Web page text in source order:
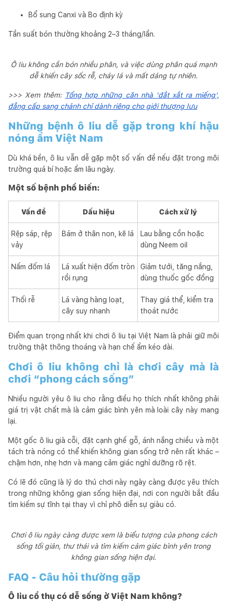
Bổ sung Canxi và Bo định kỳ
Tần suất bón thường khoảng 2–3 tháng/lần.
Ô liu không cần bón nhiều phân, và việc dùng phân quá mạnh
dễ khiến cây sốc rễ, cháy lá và mất dáng tự nhiên.
>>> Xem thêm: Tổng hợp những căn nhà 'đắt xắt ra miếng',
đẳng cấp sang chảnh chỉ dành riêng cho giới thượng lưu
Những bệnh ô liu dễ gặp trong khí hậu
nóng ẩm Việt Nam
Dù khá bền, ô liu vẫn dễ gặp một số vấn đề nếu đặt trong môi
trường quá bí hoặc ẩm lâu ngày.
Một số bệnh phổ biến:
Vấn đề Dấu hiệu Cách xử lý
Rệp sáp, rệp
vảy
Bám ở thân non, kẽ lá
Lau bằng cồn hoặc
dùng Neem oil
Nấm đốm lá
Lá xuất hiện đốm tròn
rồi rụng
Giảm tưới, tăng nắng,
dùng thuốc gốc đồng
Thối rễ
Lá vàng hàng loạt,
cây suy nhanh
Thay giá thể, kiểm tra
thoát nước
Điểm quan trọng nhất khi chơi ô liu tại Việt Nam là phải giữ môi
trường thật thông thoáng và hạn chế ẩm kéo dài.
Chơi ô liu không chỉ là chơi cây mà là
chơi “phong cách sống”
Nhiều người yêu ô liu cho rằng điều họ thích nhất không phải
giá trị vật chất mà là cảm giác bình yên mà loài cây này mang
lại.
Một gốc ô liu già cỗi, đặt cạnh ghế gỗ, ánh nắng chiều và một
tách trà nóng có thể khiến không gian sống trở nên rất khác –
chậm hơn, nhẹ hơn và mang cảm giác nghỉ dưỡng rõ rệt.
Có lẽ đó cũng là lý do thú chơi này ngày càng được yêu thích
trong những không gian sống hiện đại, nơi con người bắt đầu
tìm kiếm sự tĩnh tại thay vì chỉ phô diễn sự giàu có.
Chơi ô liu ngày càng được xem là biểu tượng của phong cách
sống tối giản, thư thái và tìm kiếm cảm giác bình yên trong
không gian sống hiện đại.
FAQ - Câu hỏi thường gặp
Ô liu cổ thụ có dễ sống ở Việt Nam không?